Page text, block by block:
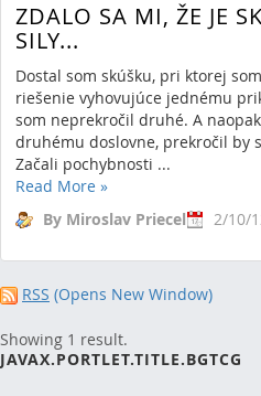
ZDALO SA MI, ŽE JE
SILY...
Dostal som skúšku, pri ktorej
riešenie vyhovujúce jednému
som neprekročil druhé. A
druhému doslovne, prekročil by
Začali pochybnosti ...
Read More »
By Miroslav Priecel
2/10/
RSS (Opens New Window)
Showing 1 result.
JAVAX.PORTLET.TITLE.BGTCG